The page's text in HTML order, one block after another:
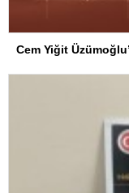
Cem Yiğit